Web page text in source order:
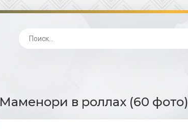
Маменори в роллах (60 фото)